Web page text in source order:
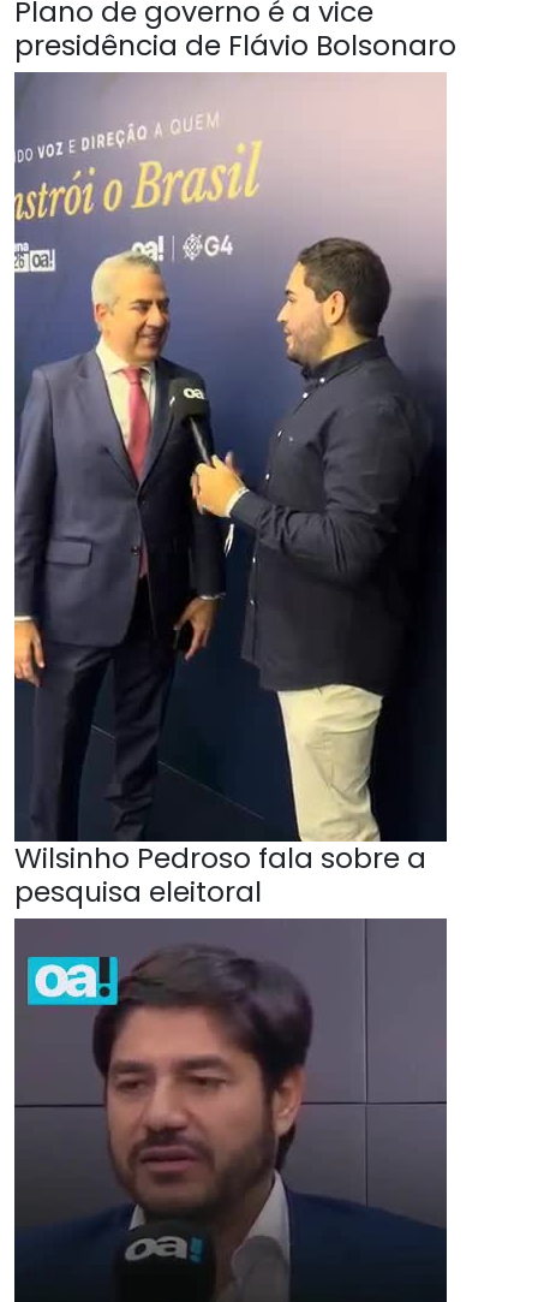
Plano de governo é a vice
presidência de Flávio Bolsonaro
Wilsinho Pedroso fala sobre a
pesquisa eleitoral